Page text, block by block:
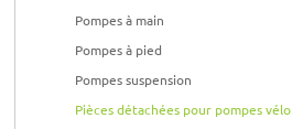
Pompes à main
Pompes à pied
Pompes suspension
Pièces détachées pour pompes vélo